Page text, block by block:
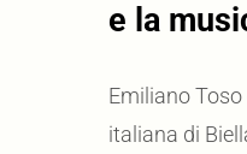
e la
Emiliano
italiana di